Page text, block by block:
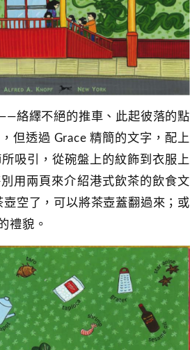
絡繹不絕的推車、此起彼落的點
但透過 Grace 精簡的文字，配上
吸引，從碗盤上的紋飾到衣服上
用兩頁來介紹港式飲茶的飲食文
空了，可以將茶壺蓋翻過來；或
禮貌。